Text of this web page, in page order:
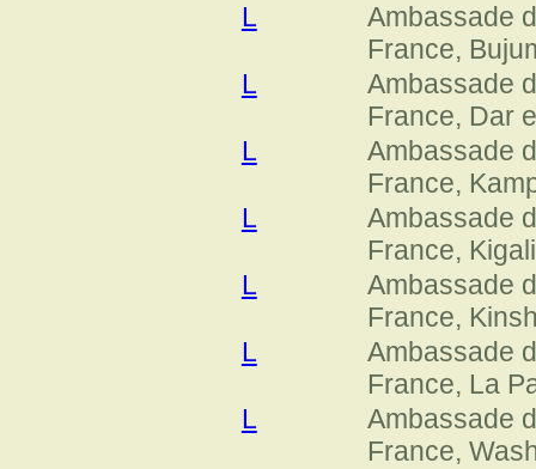
L
Ambassade
France,
L
Ambassade
France, Dar
L
Ambassade
France,
L
Ambassade
France, Kigali
L
Ambassade
France,
L
Ambassade
France, La
L
Ambassade
France,